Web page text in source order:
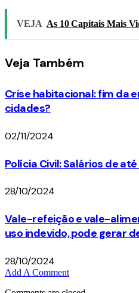
VEJA As 10 Capitais Mais
Veja Também
Crise habitacional: fim da
cidades?
02/11/2024
Polícia Civil: Salários de até
28/10/2024
Vale-refeição e vale-
uso indevido, pode gerar
28/10/2024
Add A Comment